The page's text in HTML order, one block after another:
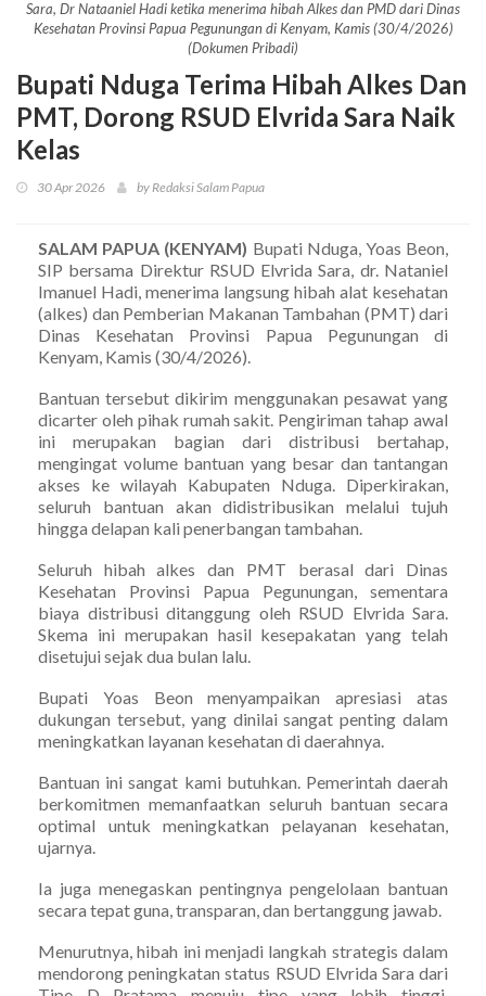
Sara, Dr Nataaniel Hadi ketika menerima hibah Alkes dan PMD dari Dinas
Kesehatan Provinsi Papua Pegunungan di Kenyam, Kamis (30/4/2026)
(Dokumen Pribadi)
Bupati Nduga Terima Hibah Alkes Dan
PMT, Dorong RSUD Elvrida Sara Naik
Kelas
30 Apr 2026 by Redaksi Salam Papua
SALAM PAPUA (KENYAM) Bupati Nduga, Yoas Beon,
SIP bersama Direktur RSUD Elvrida Sara, dr. Nataniel
Imanuel Hadi, menerima langsung hibah alat kesehatan
(alkes) dan Pemberian Makanan Tambahan (PMT) dari
Dinas Kesehatan Provinsi Papua Pegunungan di
Kenyam, Kamis (30/4/2026).
Bantuan tersebut dikirim menggunakan pesawat yang
dicarter oleh pihak rumah sakit. Pengiriman tahap awal
ini merupakan bagian dari distribusi bertahap,
mengingat volume bantuan yang besar dan tantangan
akses ke wilayah Kabupaten Nduga. Diperkirakan,
seluruh bantuan akan didistribusikan melalui tujuh
hingga delapan kali penerbangan tambahan.
Seluruh hibah alkes dan PMT berasal dari Dinas
Kesehatan Provinsi Papua Pegunungan, sementara
biaya distribusi ditanggung oleh RSUD Elvrida Sara.
Skema ini merupakan hasil kesepakatan yang telah
disetujui sejak dua bulan lalu.
Bupati Yoas Beon menyampaikan apresiasi atas
dukungan tersebut, yang dinilai sangat penting dalam
meningkatkan layanan kesehatan di daerahnya.
Bantuan ini sangat kami butuhkan. Pemerintah daerah
berkomitmen memanfaatkan seluruh bantuan secara
optimal untuk meningkatkan pelayanan kesehatan,
ujarnya.
Ia juga menegaskan pentingnya pengelolaan bantuan
secara tepat guna, transparan, dan bertanggung jawab.
Menurutnya, hibah ini menjadi langkah strategis dalam
mendorong peningkatan status RSUD Elvrida Sara dari